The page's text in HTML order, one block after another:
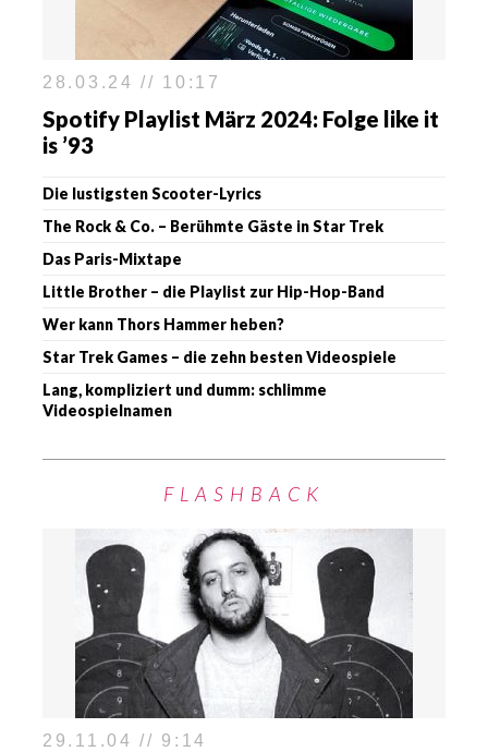
28.03.24 // 10:17
Spotify Playlist März 2024: Folge like it
is ’93
Die lustigsten Scooter-Lyrics
The Rock & Co. – Berühmte Gäste in Star Trek
Das Paris-Mixtape
Little Brother – die Playlist zur Hip-Hop-Band
Wer kann Thors Hammer heben?
Star Trek Games – die zehn besten Videospiele
Lang, kompliziert und dumm: schlimme
Videospielnamen
FLASHBACK
29.11.04 // 9:14